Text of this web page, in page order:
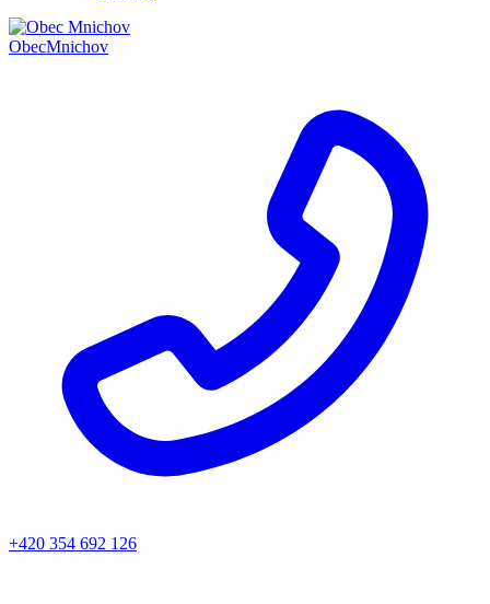
ObecMnichov
+420 354 692 126